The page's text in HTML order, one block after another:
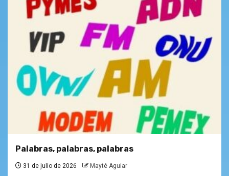
Palabras, palabras, palabras
31 de julio de 2026 Mayté Aguiar